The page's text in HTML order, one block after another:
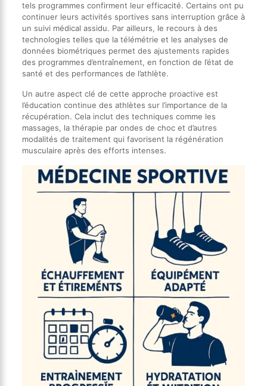
tels programmes confirment leur efficacité. Certains ont pu
continuer leurs activités sportives sans interruption grâce à
un suivi médical assidu. Par ailleurs, le recours à des
technologies telles que la télémétrie et les analyses de
données biométriques permet des ajustements rapides
des programmes d’entraînement, en fonction de l’état de
santé et des performances de l’athlète.
Un autre aspect clé de cette approche proactive est
l’éducation continue des athlètes sur l’importance de la
récupération. Cela inclut des techniques comme les
massages, la thérapie par ondes de choc et d’autres
modalités de traitement qui favorisent la régénération
musculaire après des efforts intenses.